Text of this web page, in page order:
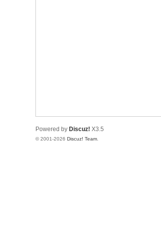
Powered by Discuz! X3.5
© 2001-2026 Discuz! Team